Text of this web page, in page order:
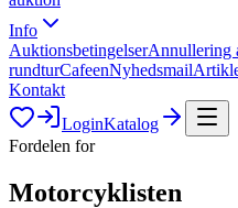
Info
AuktionsbetingelserAnnullering
rundturCafeenNyhedsmail
Kontakt
LoginKatalog
Fordelen for
Motorcyklisten